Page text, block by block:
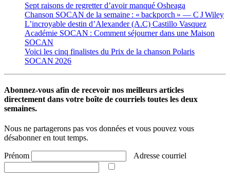
Sept raisons de regretter d’avoir manqué Osheaga
Chanson SOCAN de la semaine : « backporch » — C J Wiley
L’incroyable destin d’Alexander (A.C) Castillo Vasquez
Académie SOCAN : Comment séjourner dans une Maison
SOCAN
Voici les cinq finalistes du Prix de la chanson Polaris
SOCAN 2026
Abonnez-vous afin de recevoir nos meilleurs articles
directement dans votre boîte de courriels toutes les deux
semaines.
Nous ne partagerons pas vos données et vous pouvez vous
désabonner en tout temps.
Prénom Adresse courriel